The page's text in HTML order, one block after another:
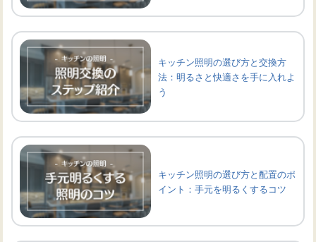
キッチン照明の選び方と交換方
法：明るさと快適さを手に入れよ
う
キッチン照明の選び方と配置のポ
イント：手元を明るくするコツ